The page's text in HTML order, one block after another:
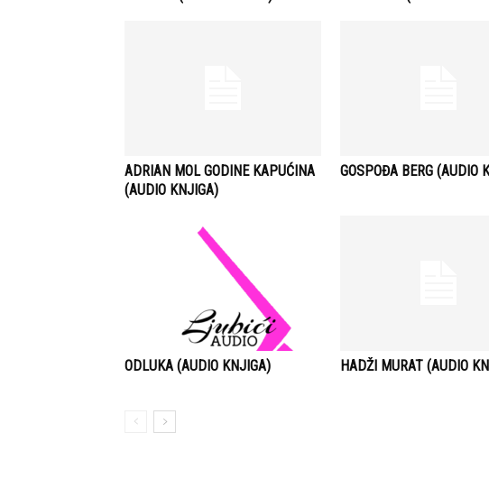
ADRIAN MOL GODINE KAPUĆINA
(AUDIO KNJIGA)
GOSPOĐA BERG (AUDIO
ODLUKA (AUDIO KNJIGA) HADŽI MURAT (AUDIO